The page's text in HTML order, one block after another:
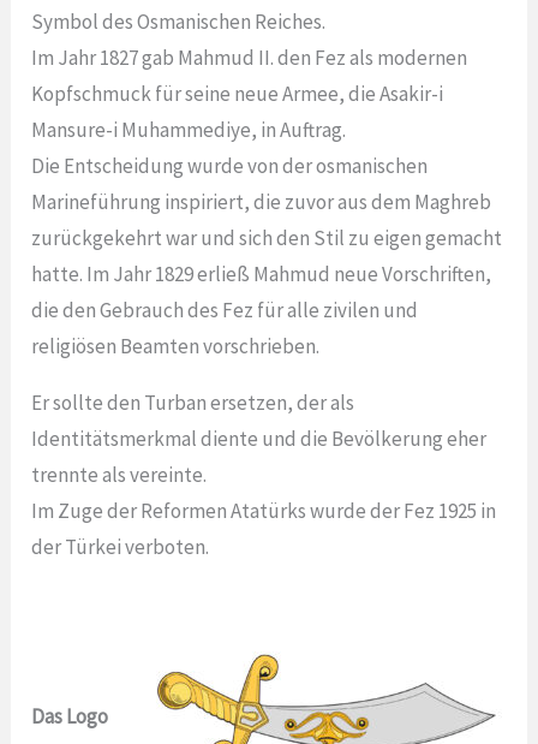
Symbol des Osmanischen Reiches.
Im Jahr 1827 gab Mahmud II. den Fez als modernen
Kopfschmuck für seine neue Armee, die Asakir-i
Mansure-i Muhammediye, in Auftrag.
Die Entscheidung wurde von der osmanischen
Marineführung inspiriert, die zuvor aus dem Maghreb
zurückgekehrt war und sich den Stil zu eigen gemacht
hatte. Im Jahr 1829 erließ Mahmud neue Vorschriften,
die den Gebrauch des Fez für alle zivilen und
religiösen Beamten vorschrieben.
Er sollte den Turban ersetzen, der als
Identitätsmerkmal diente und die Bevölkerung eher
trennte als vereinte.
Im Zuge der Reformen Atatürks wurde der Fez 1925 in
der Türkei verboten.
Das Logo